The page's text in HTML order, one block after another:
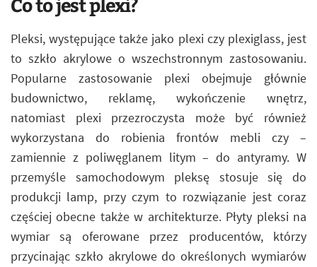
Pleksi, występujące także jako plexi czy plexiglass, jest
to szkło akrylowe o wszechstronnym zastosowaniu.
Popularne zastosowanie plexi obejmuje głównie
budownictwo, reklamę, wykończenie wnętrz,
natomiast plexi przezroczysta może być również
wykorzystana do robienia frontów mebli czy –
zamiennie z poliwęglanem litym – do antyramy. W
przemyśle samochodowym pleksę stosuje się do
produkcji lamp, przy czym to rozwiązanie jest coraz
częściej obecne także w architekturze. Płyty pleksi na
wymiar są oferowane przez producentów, którzy
przycinając szkło akrylowe do określonych wymiarów